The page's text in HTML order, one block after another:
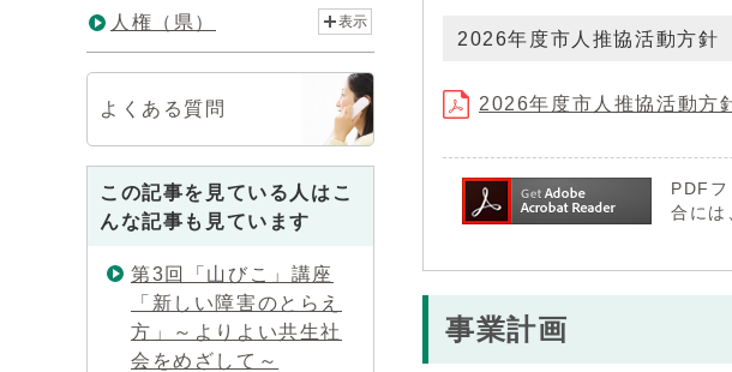
2026年度市人推協活動方針
2026年度市人推協活動
PDF
合には
事業計画
人権（県） 表示
よくある質問
この記事を見ている人はこ
んな記事も見ています
第3回「山びこ」講座
「新しい障害のとらえ
方」～よりよい共生社
会をめざして～